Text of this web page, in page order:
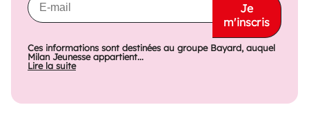
Je
m'inscris
Ces informations sont destinées au groupe Bayard, auquel
Milan Jeunesse appartient...
Lire la suite